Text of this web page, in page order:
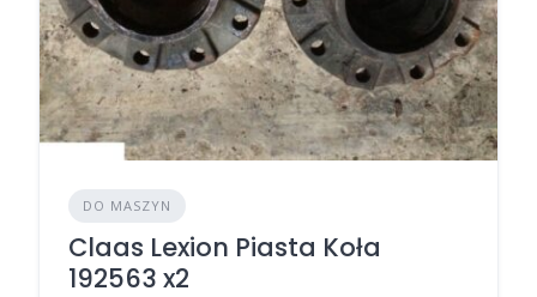
DO MASZYN
Claas Lexion Piasta Koła
192563 x2